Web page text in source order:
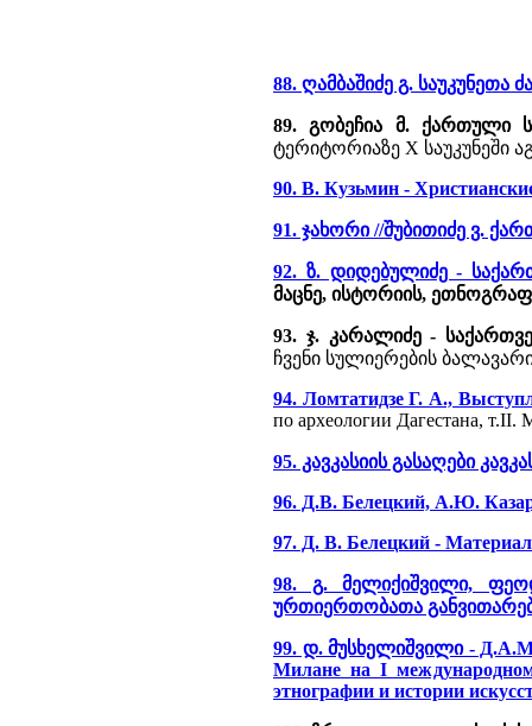
88. ღამბაშიძე გ. საუკუნეთა
89. გობეჩია მ. ქართული
ტერიტორიაზე X საუკუნეში
90. В. Кузьмин -
91. ჯახორი //შუბითიძე ვ.
92. ზ. დიდებულიძე -
მაცნე, ისტორიის,
93. ჯ. კარალიძე -
ჩვენი სულიერების
94. Ломтатидзе Г. А.,
по археологии Дагестана, т.II.
95. კავკასიის გასაღები
96. Д.В. Белецкий, А.Ю.
97. Д. В. Белецкий -
98. გ. მელიქიშვილი,
ურთიერთობათა
99. დ. მუსხელიშვილი -
Милане на I
этнографии и истории